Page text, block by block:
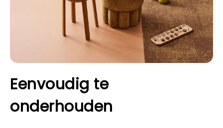
Eenvoudig te
onderhouden